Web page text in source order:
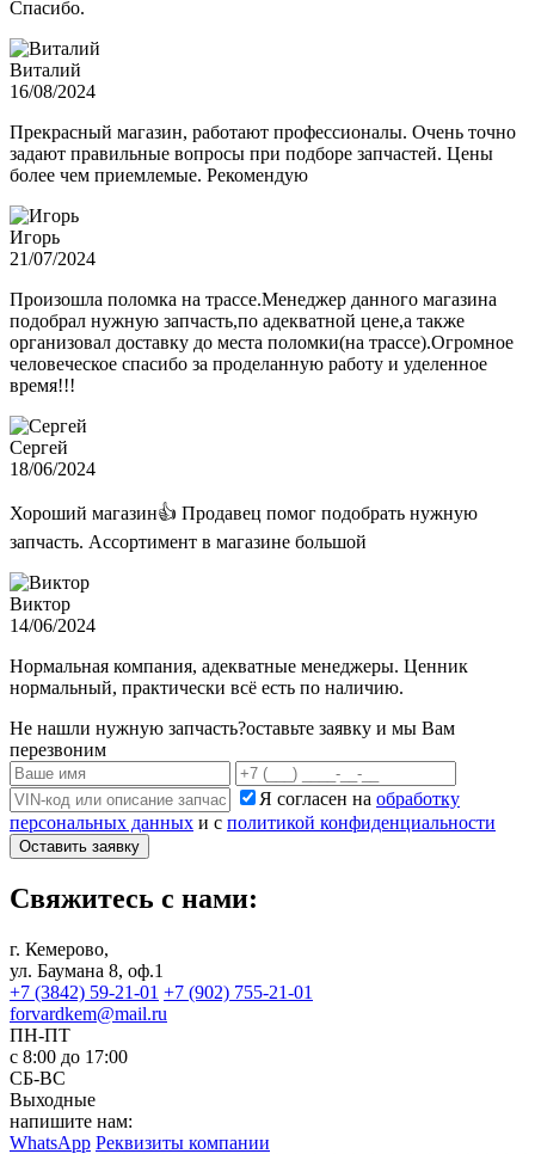
Спасибо.
Виталий
16/08/2024
Прекрасный магазин, работают профессионалы. Очень точно
задают правильные вопросы при подборе запчастей. Цены
более чем приемлемые. Рекомендую
Игорь
21/07/2024
Произошла поломка на трассе.Менеджер данного магазина
подобрал нужную запчасть,по адекватной цене,а также
организовал доставку до места поломки(на трассе).Огромное
человеческое спасибо за проделанную работу и уделенное
время!!!
Сергей
18/06/2024
Хороший магазин👍 Продавец помог подобрать нужную
запчасть. Ассортимент в магазине большой
Виктор
14/06/2024
Нормальная компания, адекватные менеджеры. Ценник
нормальный, практически всё есть по наличию.
Не нашли нужную запчасть?оставьте заявку и мы Вам
перезвоним
Я согласен на обработку
персональных данных и с политикой конфиденциальности
Оставить заявку
Свяжитесь с нами:
г. Кемерово,
ул. Баумана 8, оф.1
+7 (3842) 59-21-01 +7 (902) 755-21-01
forvardkem@mail.ru
ПН-ПТ
с 8:00 до 17:00
СБ-ВС
Выходные
напишите нам:
WhatsApp Реквизиты компании